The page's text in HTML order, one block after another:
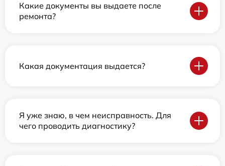
Какие документы вы выдаете после
ремонта?
Какая документация выдается?
Я уже знаю, в чем неисправность. Для
чего проводить диагностику?